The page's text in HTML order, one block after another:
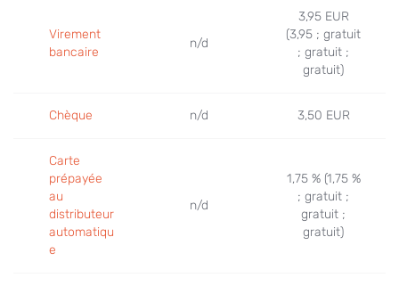
Virement
bancaire
n/d
3,95 EUR
(3,95 ; gratuit
; gratuit ;
gratuit)
Chèque n/d 3,50 EUR
Carte
prépayée
au
distributeur
automatiqu
e
n/d
1,75 % (1,75 %
; gratuit ;
gratuit ;
gratuit)